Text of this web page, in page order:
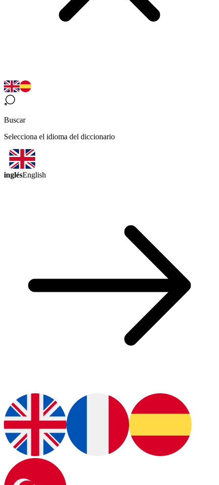
Buscar
Selecciona el idioma del diccionario
inglésEnglish